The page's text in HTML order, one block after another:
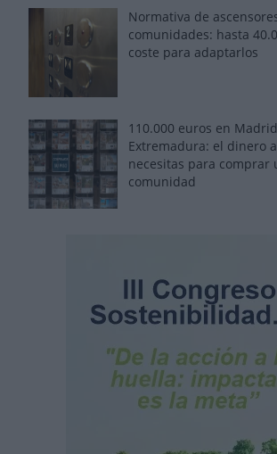
Normativa de
comunidades: hasta
coste para adaptarlos
110.000 euros en
Extremadura: el dinero
necesitas para comprar
comunidad